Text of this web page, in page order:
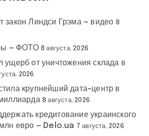
закон Линдси Грэма — видео 8
— ФОТО 8 августа, 2026
от уничтожения склада в
2026
крупнейший дата-центр в
8 августа, 2026
кредитование украинского
евро — Delo.ua 7 августа, 2026